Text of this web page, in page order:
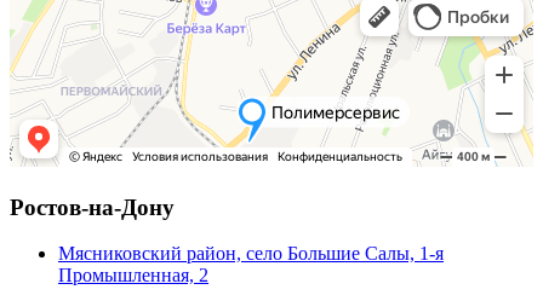
Ростов-на-Дону
Мясниковский район, село Большие Салы, 1-я
Промышленная, 2